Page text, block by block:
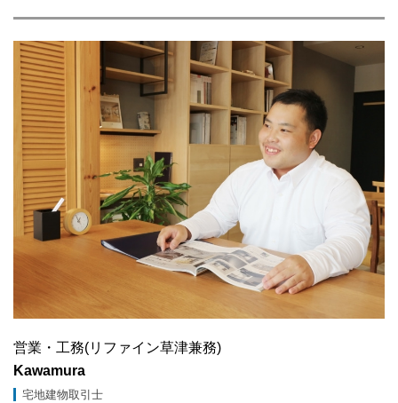
営業・工務(リファイン草津兼務)
Kawamura
宅地建物取引士